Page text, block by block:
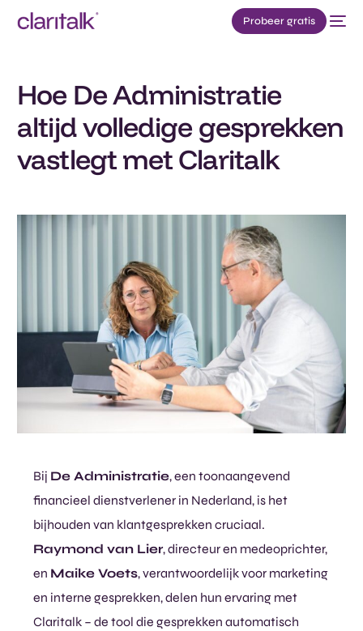
Probeer gratis
Hoe De Administratie
altijd volledige gesprekken
vastlegt met Claritalk
Bij De Administratie, een toonaangevend
financieel dienstverlener in Nederland, is het
bijhouden van klantgesprekken cruciaal.
Raymond van Lier, directeur en medeoprichter,
en Maike Voets, verantwoordelijk voor marketing
en interne gesprekken, delen hun ervaring met
Claritalk – de tool die gesprekken automatisch